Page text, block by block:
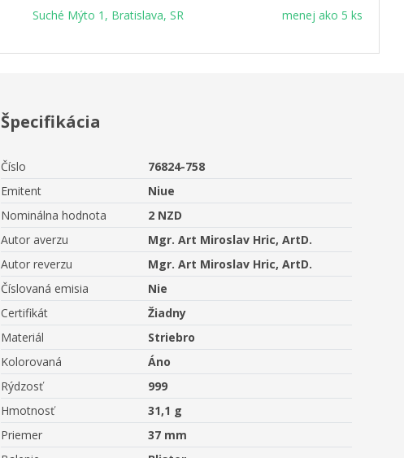
Suché Mýto 1, Bratislava, SR
menej ako 5 ks
Špecifikácia
Číslo
76824-758
Emitent
Niue
Nominálna hodnota
2 NZD
Autor averzu
Mgr. Art Miroslav Hric, ArtD.
Autor reverzu
Mgr. Art Miroslav Hric, ArtD.
Číslovaná emisia
Nie
Certifikát
Žiadny
Materiál
Striebro
Kolorovaná
Áno
Rýdzosť
999
Hmotnosť
31,1 g
Priemer
37 mm